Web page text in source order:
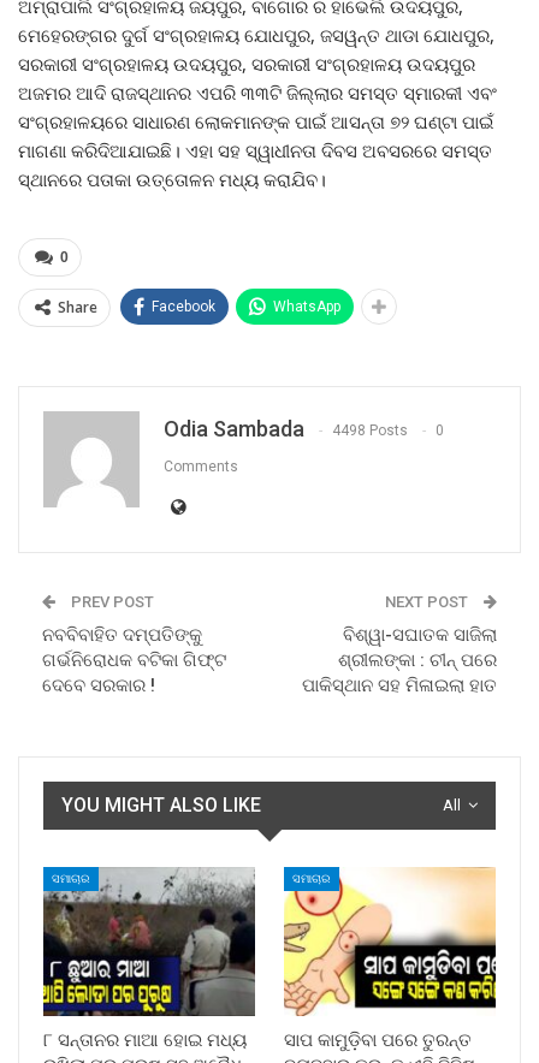
ଅମ୍ରାପାଲି ସଂଗ୍ରହାଳୟ ଜୟପୁର, ବାଗୋର ର ହାଭେଲି ଉଦୟପୁର,
ମେହେରଙ୍ଗର ଦୁର୍ଗ ସଂଗ୍ରହାଳୟ ଯୋଧପୁର, ଜସୱନ୍ତ ଥାଡା ଯୋଧପୁର,
ସରକାରୀ ସଂଗ୍ରହାଳୟ ଉଦୟପୁର, ସରକାରୀ ସଂଗ୍ରହାଳୟ ଉଦୟପୁର
ଅଜମର ଆଦି ରାଜସ୍ଥାନର ଏପରି ୩୩ଟି ଜିଲ୍ଲାର ସମସ୍ତ ସ୍ମାରକୀ ଏବଂ
ସଂଗ୍ରହାଳୟରେ ସାଧାରଣ ଲୋକମାନଙ୍କ ପାଇଁ ଆସନ୍ତା ୭୨ ଘଣ୍ଟା ପାଇଁ
ମାଗଣା କରିଦିଆଯାଇଛି। ଏହା ସହ ସ୍ୱାଧୀନତା ଦିବସ ଅବସରରେ ସମସ୍ତ
ସ୍ଥାନରେ ପତାକା ଉତ୍ତୋଳନ ମଧ୍ୟ କରାଯିବ।
0
Share Facebook WhatsApp
Odia Sambada 4498 Posts 0
Comments
PREV POST
ନବବିବାହିତ ଦମ୍ପତିଙ୍କୁ
ଗର୍ଭନିରୋଧକ ବଟିକା ଗିଫ୍ଟ
ଦେବେ ସରକାର !
NEXT POST
ବିଶ୍ୱା-ସଘାତକ ସାଜିଲା
ଶ୍ରୀଲଙ୍କା : ଚୀନ୍ ପରେ
ପାକିସ୍ଥାନ ସହ ମିଳାଇଲା ହାତ
All
YOU MIGHT ALSO LIKE
ସମାଚାର
୮ ସନ୍ତାନର ମାଆ ହୋଇ ମଧ୍ୟ
ସମାଚାର
ସାପ କାମୁଡ଼ିବା ପରେ ତୁରନ୍ତ